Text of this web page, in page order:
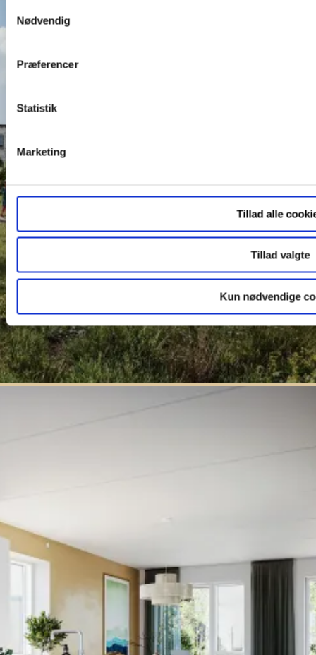
Nødvendig
Præferencer
Statistik
Marketing
Tillad alle
Tillad valgte
Kun nødvendige